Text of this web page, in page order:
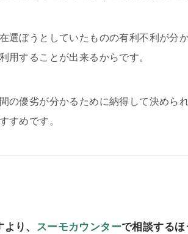
選ぼうとしていたものの有利不利が分
用することが出来るからです。
の優劣が分かるために納得して決めら
すめです。
り、 スーモカウンターで相談する